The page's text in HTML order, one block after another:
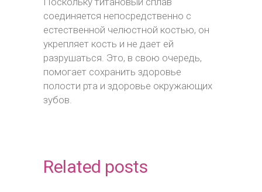
соединяется непосредственно с
естественной челюстной костью, он
укрепляет кость и не дает ей
разрушаться. Это, в свою очередь,
помогает сохранить здоровье
полости рта и здоровье окружающих
зубов.
Related posts